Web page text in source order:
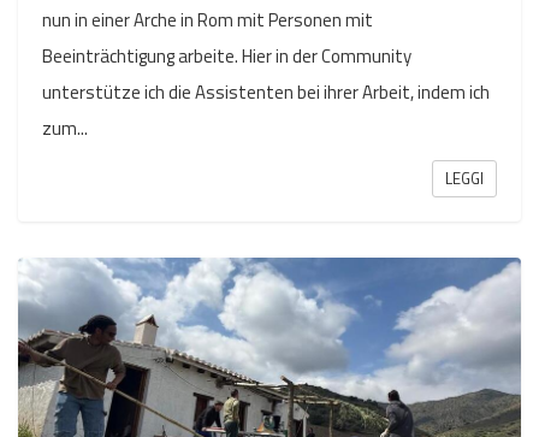
nun in einer Arche in Rom mit Personen mit
Beeinträchtigung arbeite. Hier in der Community
unterstütze ich die Assistenten bei ihrer Arbeit, indem ich
zum...
LEGGI